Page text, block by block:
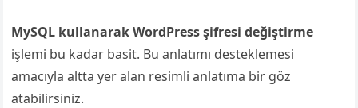
MySQL kullanarak WordPress şifresi değiştirme
işlemi bu kadar basit. Bu anlatımı desteklemesi
amacıyla altta yer alan resimli anlatıma bir göz
atabilirsiniz.